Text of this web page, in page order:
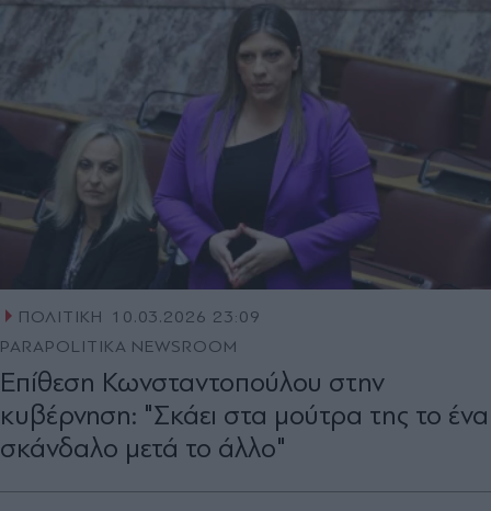
ΠΟΛΙΤΙΚΗ
10.03.2026 23:09
PARAPOLITIKA NEWSROOM
Επίθεση Κωνσταντοπούλου στην
κυβέρνηση: "Σκάει στα μούτρα της το ένα
σκάνδαλο μετά το άλλο"